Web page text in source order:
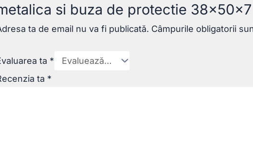
si buza de protectie
ta de email nu va fi publicată. Câmpurile obligatorii
ta *
ta *